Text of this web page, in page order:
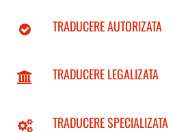
TRADUCERE AUTORIZATA
TRADUCERE LEGALIZATA
TRADUCERE SPECIALIZATA